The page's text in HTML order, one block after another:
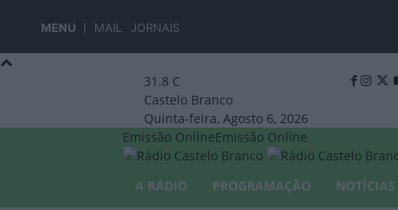
MENU MAIL JORNAIS
31.8 C
Castelo Branco
Quinta-feira, Agosto 6, 2026
Emissão OnlineEmissão Online
A RÁDIO
PROGRAMAÇÃO NOTÍCIAS